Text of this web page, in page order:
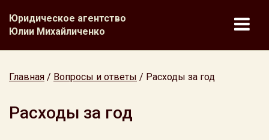
Юридическое агентство
Юлии Михайличенко
Главная / Вопросы и ответы / Расходы за год
Расходы за год